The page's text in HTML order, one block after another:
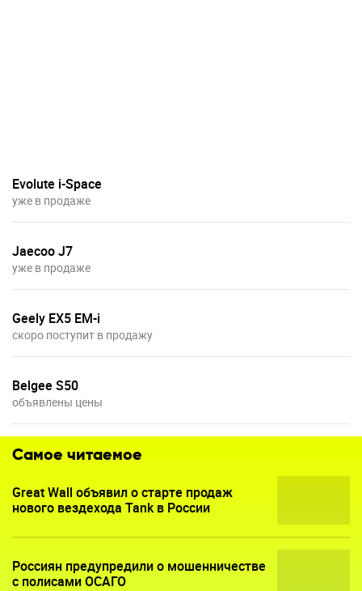
Evolute i-Space
уже в продаже
Jaecoo J7
уже в продаже
Geely EX5 EM-i
скоро поступит в продажу
Belgee S50
объявлены цены
Самое читаемое
Great Wall объявил о старте продаж
нового вездехода Tank в России
Россиян предупредили о мошенничестве
с полисами ОСАГО